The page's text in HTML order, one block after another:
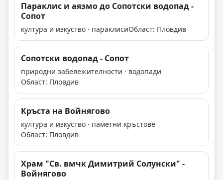
Параклис и аязмо до Сопотски водопад -
Сопот
култура и изкуство · параклисиОбласт: Пловдив
Сопотски водопад - Сопот
природни забележителности · водопади
Област: Пловдив
Кръста на Войнягово
култура и изкуство · паметни кръстове
Област: Пловдив
Храм "Св. вмчк Димитрий Солунски" -
Войнягово